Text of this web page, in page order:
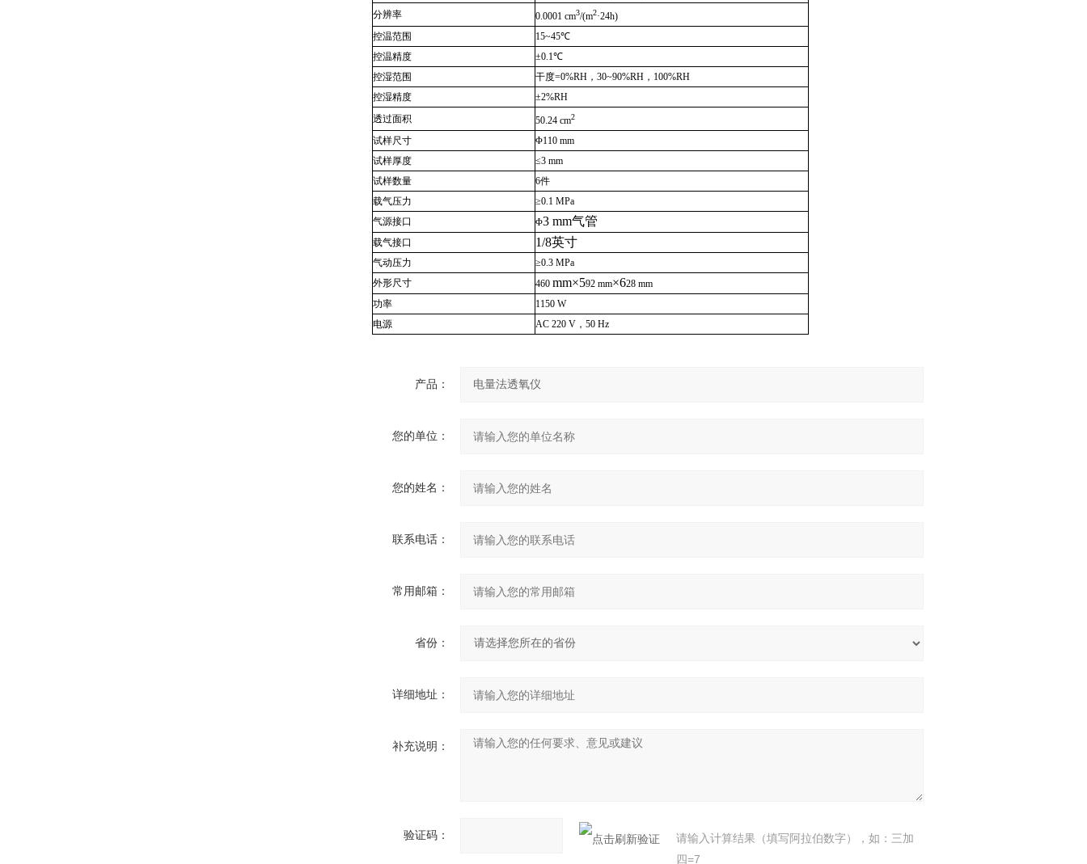
分辨率
0.0001 cm3/(m2·24h)
控温范围
15~45℃
控温精度
±0.1℃
控湿范围
干度=0%RH ， 30~90%RH ， 100%RH
控湿精度
±2%RH
透过面积
50.24 cm2
试样尺寸 Φ110 mm
试样厚度
≤3 mm
试样数量
6件
载气压力
≥0.1 MPa
气源接口
Φ3 mm气管
载气接口 1/8英寸
气动压力 ≥0.3 MPa
外形尺寸
460 mm×592 mm×628 mm
功率
1150 W
电源
AC 220 V ， 50 Hz
产品：
您的单位：
您的姓名：
联系电话：
常用邮箱：
省份：
详细地址：
补充说明：
验证码：
请输入计算结果（填写阿拉伯数字），如：三加
四=7